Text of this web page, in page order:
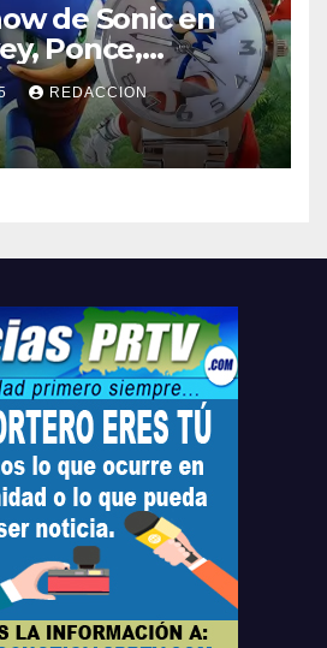
de Sonic en
Ponce,
y Humacao,
para el que
REDACCION